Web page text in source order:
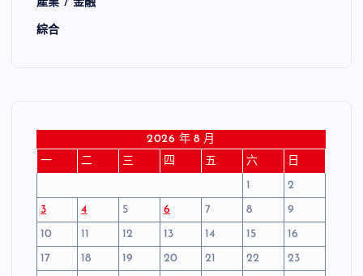
產業 / 金融
綜合
2026 年 8 月
一
二 三 四 五 六
日
1
2
3
4 5 6 7 8
9
10
11 12 13 14 15
16
17
18 19 20 21 22
23